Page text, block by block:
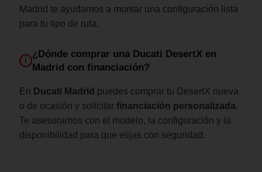
Madrid te ayudamos a montar una configuración lista
para tu tipo de ruta.
i
¿Dónde comprar una Ducati DesertX en
Madrid con financiación?
En Ducati Madrid puedes comprar tu DesertX nueva
o de ocasión y solicitar financiación personalizada.
Te asesoramos con el modelo, la configuración y la
disponibilidad para que elijas con seguridad.